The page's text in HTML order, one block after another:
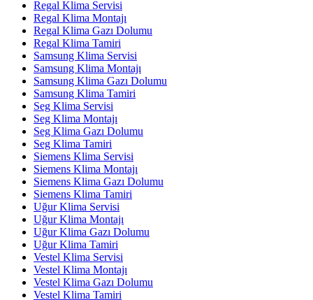
Regal Klima Servisi
Regal Klima Montajı
Regal Klima Gazı Dolumu
Regal Klima Tamiri
Samsung Klima Servisi
Samsung Klima Montajı
Samsung Klima Gazı Dolumu
Samsung Klima Tamiri
Seg Klima Servisi
Seg Klima Montajı
Seg Klima Gazı Dolumu
Seg Klima Tamiri
Siemens Klima Servisi
Siemens Klima Montajı
Siemens Klima Gazı Dolumu
Siemens Klima Tamiri
Uğur Klima Servisi
Uğur Klima Montajı
Uğur Klima Gazı Dolumu
Uğur Klima Tamiri
Vestel Klima Servisi
Vestel Klima Montajı
Vestel Klima Gazı Dolumu
Vestel Klima Tamiri